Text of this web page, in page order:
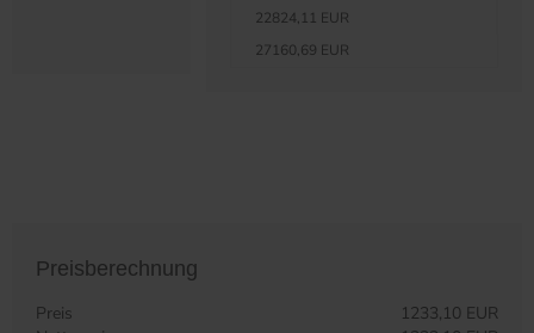
22824,11 EUR
27160,69 EUR
Preisberechnung
Preis
1233,10 EUR